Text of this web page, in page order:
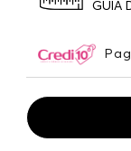
GUÍA